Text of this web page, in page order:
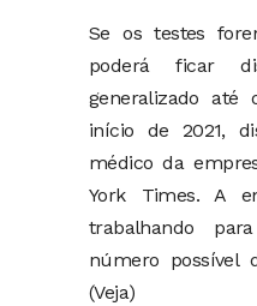
Se os testes
poderá ficar
generalizado
início de 2021,
médico da
York Times. A
trabalhando
número possível
(Veja)